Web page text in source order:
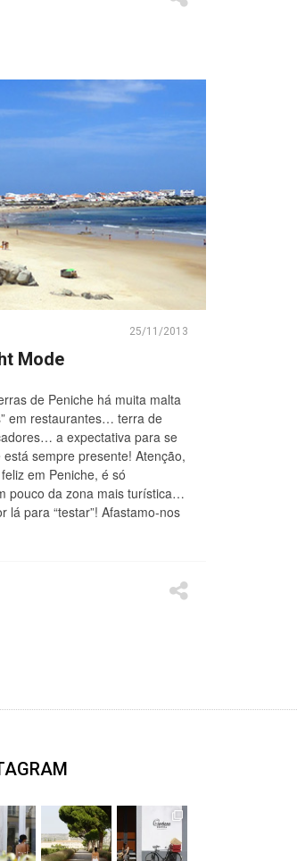
25/11/2013
Mode
de Peniche há muita malta
em restaurantes… terra de
a expectativa para se
sempre presente! Atenção,
em Peniche, é só
pouco da zona mais turística…
lá para “testar”! Afastamo-nos